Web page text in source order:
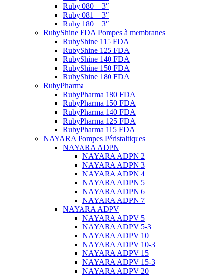
Ruby 080 – 3″
Ruby 081 – 3″
Ruby 180 – 3″
RubyShine FDA Pompes à membranes
RubyShine 115 FDA
RubyShine 125 FDA
RubyShine 140 FDA
RubyShine 150 FDA
RubyShine 180 FDA
RubyPharma
RubyPharma 180 FDA
RubyPharma 150 FDA
RubyPharma 140 FDA
RubyPharma 125 FDA
RubyPharma 115 FDA
NAYARA Pompes Péristaltiques
NAYARA ADPN
NAYARA ADPN 2
NAYARA ADPN 3
NAYARA ADPN 4
NAYARA ADPN 5
NAYARA ADPN 6
NAYARA ADPN 7
NAYARA ADPV
NAYARA ADPV 5
NAYARA ADPV 5-3
NAYARA ADPV 10
NAYARA ADPV 10-3
NAYARA ADPV 15
NAYARA ADPV 15-3
NAYARA ADPV 20